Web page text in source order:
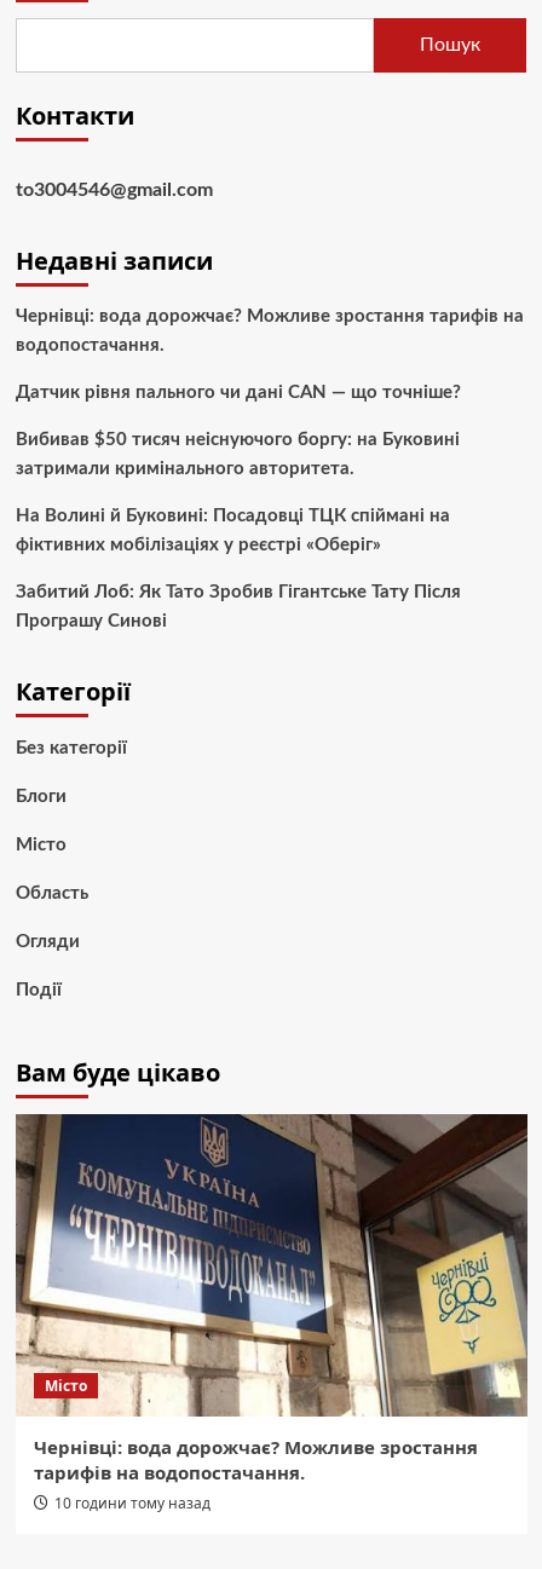
Пошук
Контакти
to3004546@gmail.com
Недавні записи
Чернівці: вода дорожчає? Можливе зростання тарифів на
водопостачання.
Датчик рівня пального чи дані CAN — що точніше?
Вибивав $50 тисяч неіснуючого боргу: на Буковині
затримали кримінального авторитета.
На Волині й Буковині: Посадовці ТЦК спіймані на
фіктивних мобілізаціях у реєстрі «Оберіг»
Забитий Лоб: Як Тато Зробив Гігантське Тату Після
Програшу Синові
Категорії
Без категорії
Блоги
Місто
Область
Огляди
Події
Вам буде цікаво
Місто
Чернівці: вода дорожчає? Можливе зростання
тарифів на водопостачання.
10 години тому назад